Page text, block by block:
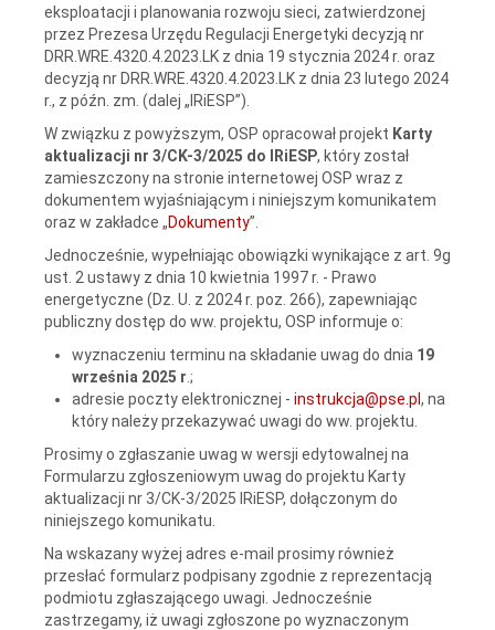
eksploatacji i planowania rozwoju sieci, zatwierdzonej
przez Prezesa Urzędu Regulacji Energetyki decyzją nr
DRR.WRE.4320.4.2023.LK z dnia 19 stycznia 2024 r. oraz
decyzją nr DRR.WRE.4320.4.2023.LK z dnia 23 lutego 2024
r., z późn. zm. (dalej „IRiESP”).
W związku z powyższym, OSP opracował projekt Karty
aktualizacji nr 3/CK-3/2025 do IRiESP, który został
zamieszczony na stronie internetowej OSP wraz z
dokumentem wyjaśniającym i niniejszym komunikatem
oraz w zakładce „Dokumenty”.
Jednocześnie, wypełniając obowiązki wynikające z art. 9g
ust. 2 ustawy z dnia 10 kwietnia 1997 r. - Prawo
energetyczne (Dz. U. z 2024 r. poz. 266), zapewniając
publiczny dostęp do ww. projektu, OSP informuje o:
wyznaczeniu terminu na składanie uwag do dnia 19
września 2025 r .;
adresie poczty elektronicznej - instrukcja@pse.pl , na
który należy przekazywać uwagi do ww. projektu.
Prosimy o zgłaszanie uwag w wersji edytowalnej na
Formularzu zgłoszeniowym uwag do projektu Karty
aktualizacji nr 3/CK-3/2025 IRiESP, dołączonym do
niniejszego komunikatu.
Na wskazany wyżej adres e-mail prosimy również
przesłać formularz podpisany zgodnie z reprezentacją
podmiotu zgłaszającego uwagi. Jednocześnie
zastrzegamy, iż uwagi zgłoszone po wyznaczonym